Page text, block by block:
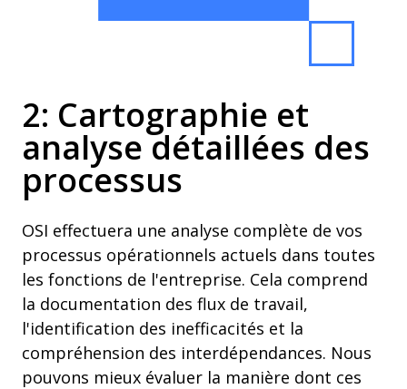
2: Cartographie et
analyse détaillées des
processus
OSI effectuera une analyse complète de vos
processus opérationnels actuels dans toutes
les fonctions de l'entreprise. Cela comprend
la documentation des flux de travail,
l'identification des inefficacités et la
compréhension des interdépendances. Nous
pouvons mieux évaluer la manière dont ces